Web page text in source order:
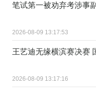
笔试第一被劝弃考涉事
2026-08-09 13:17:53
王艺迪无缘横滨赛决赛
2026-08-09 13:17:16